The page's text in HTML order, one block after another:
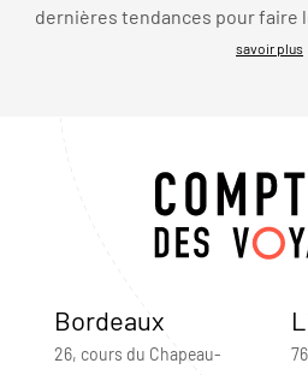
dernières tendances pour faire
savoir plus
Bordeaux
26, cours du Chapeau-